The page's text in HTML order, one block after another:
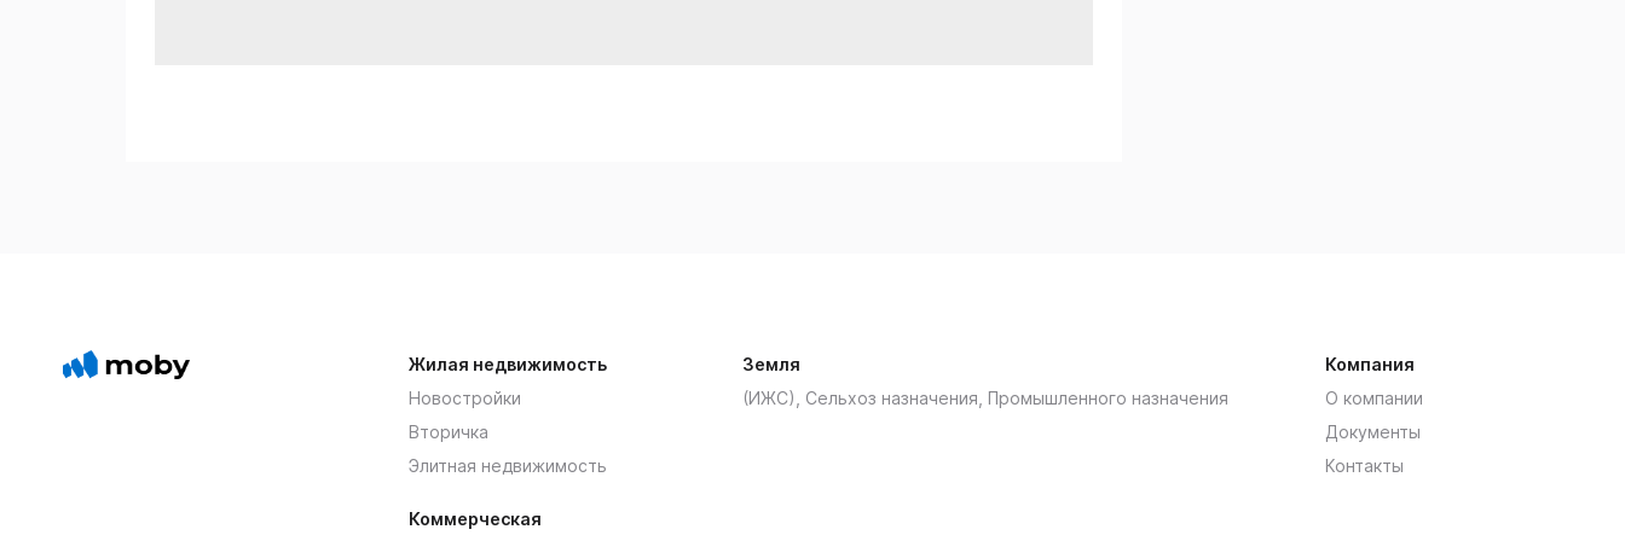
Жилая недвижимость
Новостройки
Вторичка
Элитная недвижимость
Коммерческая
Земля
(ИЖС), Сельхоз назначения, Промышленного назначения
Компания
О компании
Документы
Контакты